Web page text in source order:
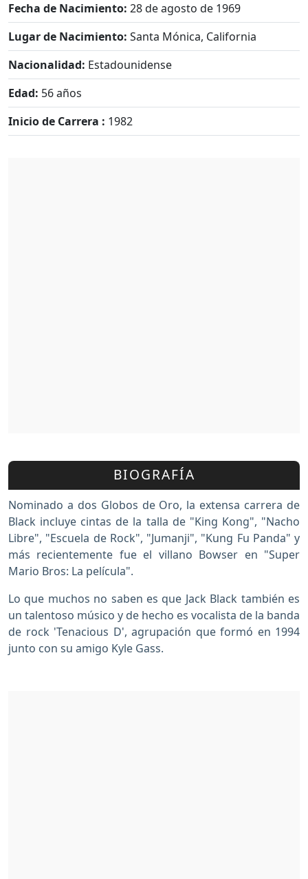
Fecha de Nacimiento: 28 de agosto de 1969
Lugar de Nacimiento: Santa Mónica, California
Nacionalidad: Estadounidense
Edad: 56 años
Inicio de Carrera : 1982
BIOGRAFÍA
Nominado a dos Globos de Oro, la extensa carrera de
Black incluye cintas de la talla de "King Kong", "Nacho
Libre", "Escuela de Rock", "Jumanji", "Kung Fu Panda" y
más recientemente fue el villano Bowser en "Super
Mario Bros: La película".
Lo que muchos no saben es que Jack Black también es
un talentoso músico y de hecho es vocalista de la banda
de rock 'Tenacious D', agrupación que formó en 1994
junto con su amigo Kyle Gass.